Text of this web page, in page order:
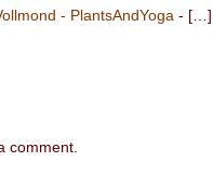
- PlantsAndYoga - […]
comment.